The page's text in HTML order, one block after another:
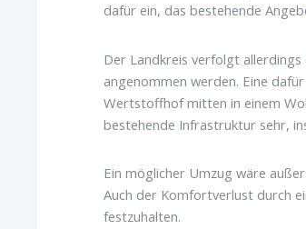
dafür ein, das bestehende
Der Landkreis verfolgt
angenommen werden. Eine
Wertstoffhof mitten in einem
bestehende Infrastruktur sehr,
Ein möglicher Umzug wäre
Auch der Komfortverlust durch
festzuhalten.